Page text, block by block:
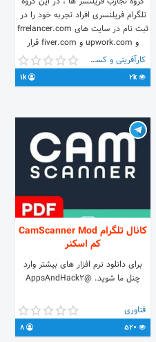
تلگرام فریلنسری افراد تجربه خود را در
ثبت نام در سایت های frrelancer.com
و upwork.com و fiver.com قرار
میدهند . سایت های فریلنسری سایت
های دور کاری هستند که شما میتوانید
پروژه های مثلا گرافیکی یا ادیت ویدئو و
کارآفرینی و کسب و کار
2k
1k
کانال تلگرام CamScanner Mod
کم اسکنر
برای دانلود نرم افزار های بیشتر وارد
چنل ما شوید. @AppsAndHack2
فناوری